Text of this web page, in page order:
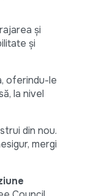
și
și
oferindu-le
la nivel
din nou.
mergi